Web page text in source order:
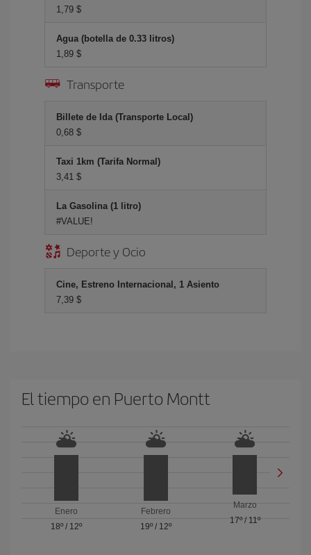
1,79 $
Agua (botella de 0.33 litros)
1,89 $
Transporte
Billete de Ida (Transporte Local)
0,68 $
Taxi 1km (Tarifa Normal)
3,41 $
La Gasolina (1 litro)
#VALUE!
Deporte y Ocio
Cine, Estreno Internacional, 1 Asiento
7,39 $
El tiempo en Puerto Montt
Enero
18º/ 12º
Febrero
19º/ 12º
Marzo
17º/ 11º